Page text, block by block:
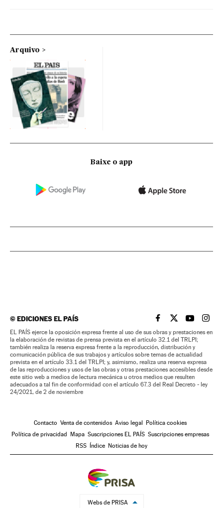
Arquivo
Baixe o app
©EDICIONES EL PAÍS EL PAÍS BRASIL EN
EL PAÍSEL PAÍS
EL
EL PAÍS ejerce la oposición expresa frente al uso de sus obras y prestaciones en
la elaboración de revistas de prensa prevista en el artículo 32.1 del TRLPI;
también realiza la reserva expresa frente a la reproducción, distribución y
comunicación pública de sus trabajos y artículos sobre temas de actualidad
prevista en el artículo 33.1 del TRLPI; y, asimismo, realiza una reserva expresa
de las reproducciones y usos de las obras y otras prestaciones accesibles desde
este sitio web a medios de lectura mecánica u otros medios que resulten
adecuados a tal fin de conformidad con el artículo 67.3 del Real Decreto - ley
24/2021, de 2 de noviembre
Contacto Venta de contenidos Aviso legal Política cookies
Política de privacidad Mapa Suscripciones EL PAÍS Suscripciones empresas
RSS Índice Noticias de hoy
Webs de PRISA